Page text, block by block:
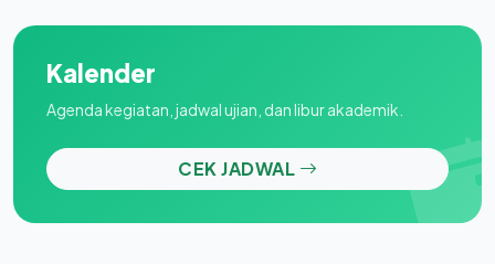
Kalender
Agenda kegiatan, jadwal ujian, dan libur akademik.
CEK JADWAL